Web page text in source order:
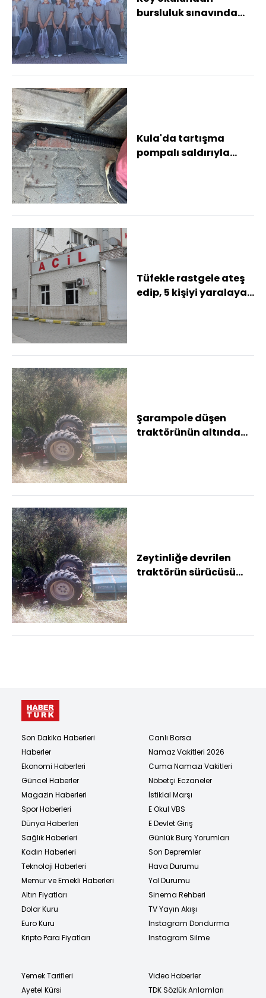
bursluluk sınavında
Kula'da tartışma
pompalı saldırıyla
Tüfekle rastgele ateş
edip, 5 kişiyi yaralayan
Şarampole düşen
traktörünün altında
Zeytinliğe devrilen
traktörün sürücüsü
Son Dakika Haberleri
Haberler
Ekonomi Haberleri
Güncel Haberler
Magazin Haberleri
Spor Haberleri
Dünya Haberleri
Sağlık Haberleri
Kadın Haberleri
Teknoloji Haberleri
Memur ve Emekli Haberleri
Altın Fiyatları
Dolar Kuru
Euro Kuru
Kripto Para Fiyatları
Canlı Borsa
Namaz Vakitleri 2026
Cuma Namazı Vakitleri
Nöbetçi Eczaneler
İstiklal Marşı
E Okul VBS
E Devlet Giriş
Günlük Burç Yorumları
Son Depremler
Hava Durumu
Yol Durumu
Sinema Rehberi
TV Yayın Akışı
Instagram Dondurma
Instagram Silme
Yemek Tarifleri
Ayetel Kürsi
Video Haberler
TDK Sözlük Anlamları